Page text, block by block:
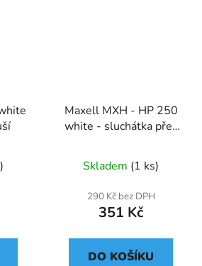
Maxell MXH - HP 250
white - sluchátka přes
Skladem (1 ks)
290 Kč bez DPH
351 Kč
DO KOŠÍKU